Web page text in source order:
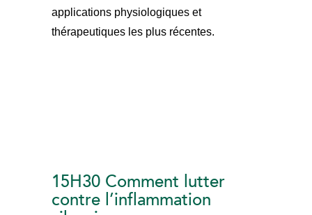
applications physiologiques et
thérapeutiques les plus récentes.
15H30 Comment lutter
contre l’inflammation